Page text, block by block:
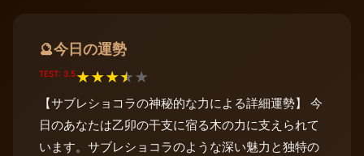
🔮今日の運勢
TEST: 3.5★★★★★
【サブレショコラの神秘的な力による詳細運勢】 今
日のあなたは乙卯の干支に宿る木の力に支えられて
います。サブレショコラのような深い魅力と独特の